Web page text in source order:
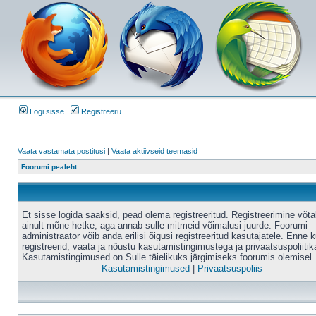
Logi sisse Registreeru
Vaata vastamata postitusi | Vaata aktiivseid teemasid
Foorumi pealeht
Et sisse logida saaksid, pead olema registreeritud. Registreerimine
ainult mõne hetke, aga annab sulle mitmeid võimalusi juurde. Foorumi
administraator võib anda erilisi õigusi registreeritud kasutajatele. Enne
registreerid, vaata ja nõustu kasutamistingimustega ja
Kasutamistingimused on Sulle täielikuks järgimiseks foorumis olemisel.
Kasutamistingimused
Privaatsuspoliis